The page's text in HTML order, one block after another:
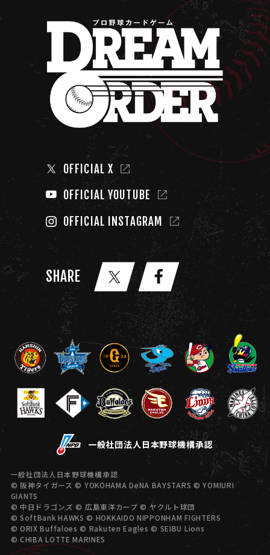
OFFICIAL X
OFFICIAL YOUTUBE
OFFICIAL INSTAGRAM
SHARE
一般社団法人日本野球機構承認
一般社団法人日本野球機構承認
© 阪神タイガース © YOKOHAMA DeNA BAYSTARS © YOMIURI
GIANTS
© 中日ドラゴンズ © 広島東洋カープ © ヤクルト球団
© SoftBank HAWKS © HOKKAIDO NIPPONHAM FIGHTERS
© ORIX Buffaloes © Rakuten Eagles © SEIBU Lions
© CHIBA LOTTE MARINES